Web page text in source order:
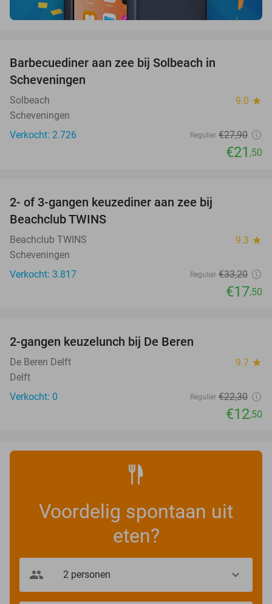
Barbecuediner aan zee bij Solbeach in
Scheveningen
Solbeach 9.0 star
Scheveningen
Verkocht: 2.726
Regulier €27,90
€21 ,50
2- of 3-gangen keuzediner aan zee bij
Beachclub TWINS
Beachclub TWINS 9.3 star
Scheveningen
Verkocht: 3.817
Regulier €33,20
€17,50
NEW
TODAY
2-gangen keuzelunch bij De Beren
De Beren Delft 9.7 star
Delft
Verkocht: 0
Regulier €22,30
€12,50
Voordelig spontaan uit
eten?